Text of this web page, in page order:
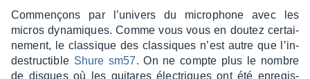
Commençons par l’uni­vers du micro­phone avec les
micros dyna­miques. Comme vous vous en doutez certai­
ne­ment, le clas­sique des clas­siques n’est autre que l’in­
des­truc­tible Shure sm57. On ne compte plus le nombre
de disques où les guitares élec­triques ont été enre­gis­